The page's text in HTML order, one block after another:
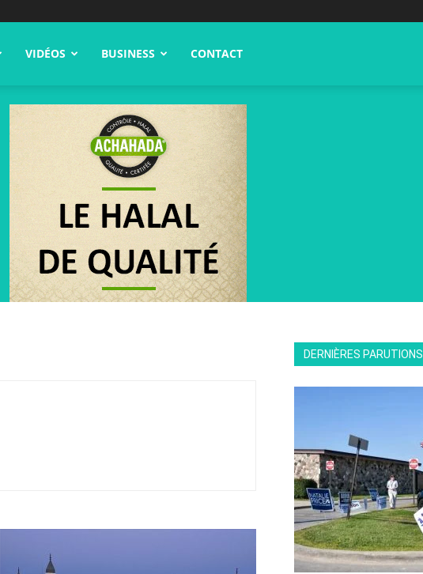
VIDÉOS BUSINESS CONTACT
DERNIÈRES PARUTIONS